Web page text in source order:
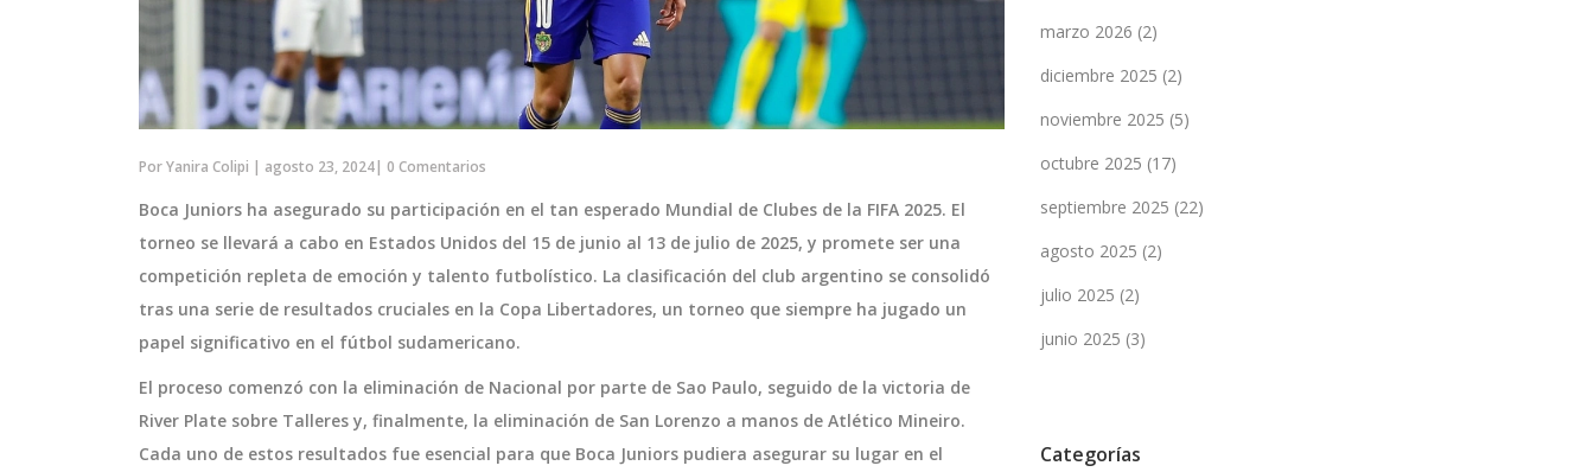
PorYanira Colipi | agosto 23, 2024| 0 Comentarios
Boca Juniors ha asegurado su participación en el tan esperado Mundial de Clubes de la FIFA 2025. El
torneo se llevará a cabo en Estados Unidos del 15 de junio al 13 de julio de 2025, y promete ser una
competición repleta de emoción y talento futbolístico. La clasificación del club argentino se consolidó
tras una serie de resultados cruciales en la Copa Libertadores, un torneo que siempre ha jugado un
papel significativo en el fútbol sudamericano.
El proceso comenzó con la eliminación de Nacional por parte de Sao Paulo, seguido de la victoria de
River Plate sobre Talleres y, finalmente, la eliminación de San Lorenzo a manos de Atlético Mineiro.
Cada uno de estos resultados fue esencial para que Boca Juniors pudiera asegurar su lugar en el
marzo 2026 (2)
diciembre 2025 (2)
noviembre 2025 (5)
octubre 2025 (17)
septiembre 2025 (22)
agosto 2025 (2)
julio 2025 (2)
junio 2025 (3)
Categorías